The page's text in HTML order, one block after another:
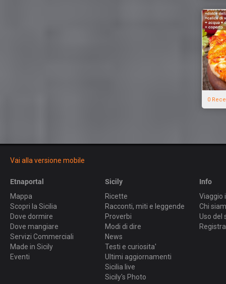
0
Vai alla versione mobile
Etnaportal
Mappa
Scopri la Sicilia
Dove dormire
Dove mangiare
Servizi Commerciali
Made in Sicily
Eventi
Sicily
Ricette
Racconti, miti e leggende
Proverbi
Modi di dire
News
Testi e curiosita'
Ultimi aggiornamenti
Sicilia live
Sicily's Photo
Info
Viaggio
Chi
Uso del